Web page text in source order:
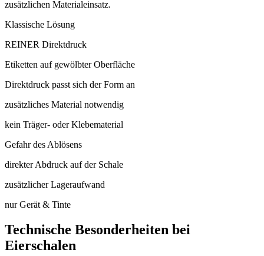
zusätzlichen Materialeinsatz.
Klassische Lösung
REINER Direktdruck
Etiketten auf gewölbter Oberfläche
Direktdruck passt sich der Form an
zusätzliches Material notwendig
kein Träger- oder Klebematerial
Gefahr des Ablösens
direkter Abdruck auf der Schale
zusätzlicher Lageraufwand
nur Gerät & Tinte
Technische Besonderheiten bei
Eierschalen